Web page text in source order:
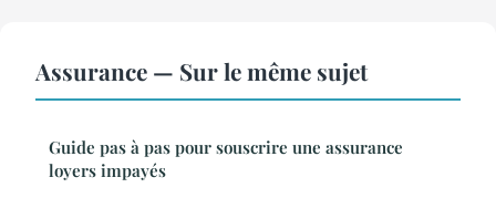
Assurance — Sur le même sujet
Guide pas à pas pour souscrire une assurance
loyers impayés